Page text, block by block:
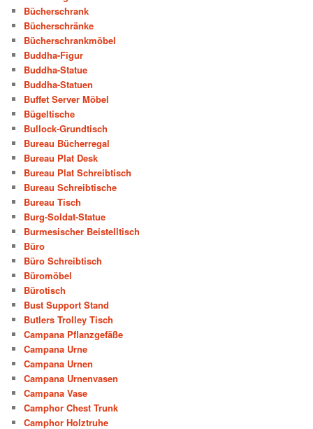
Bücherschrank
Bücherschränke
Bücherschrankmöbel
Buddha-Figur
Buddha-Statue
Buddha-Statuen
Buffet Server Möbel
Bügeltische
Bullock-Grundtisch
Bureau Bücherregal
Bureau Plat Desk
Bureau Plat Schreibtisch
Bureau Schreibtische
Bureau Tisch
Burg-Soldat-Statue
Burmesischer Beistelltisch
Büro
Büro Schreibtisch
Büromöbel
Bürotisch
Bust Support Stand
Butlers Trolley Tisch
Campana Pflanzgefäße
Campana Urne
Campana Urnen
Campana Urnenvasen
Campana Vase
Camphor Chest Trunk
Camphor Holztruhe